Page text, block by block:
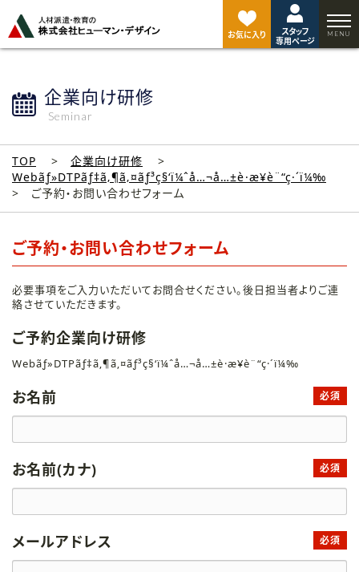
お気に入り
スタッフ
専用ページ
企業向け研修
Seminar
TOP
企業向け研修
Webãƒ»DTPãƒ‡ã‚¶ã‚¤ãƒ³ç§‘ï¼ˆå…¬å…±è·æ¥­è¨“ç·´ï¼‰
ご予約・お問い合わせフォーム
ご予約・お問い合わせフォーム
必要事項をご入力いただいてお問合せください。後日担当者よりご連
絡させていただきます。
ご予約企業向け研修
Webãƒ»DTPãƒ‡ã‚¶ã‚¤ãƒ³ç§‘ï¼ˆå…¬å…±è·æ¥­è¨“ç·´ï¼‰
お名前 必須
お名前(カナ) 必須
メールアドレス 必須
ジ
ト